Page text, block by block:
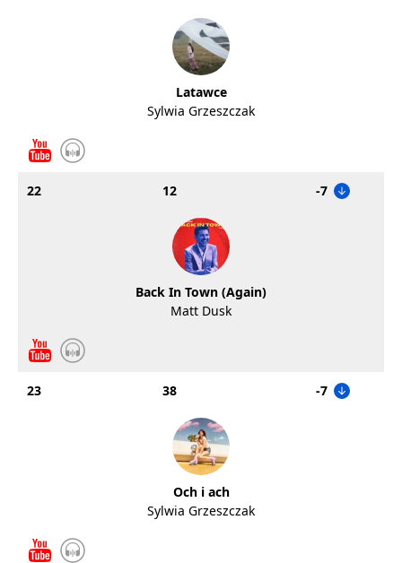
Latawce
Sylwia Grzeszczak
22 12 -7
Back In Town (Again)
Matt Dusk
23 38 -7
Och i ach
Sylwia Grzeszczak